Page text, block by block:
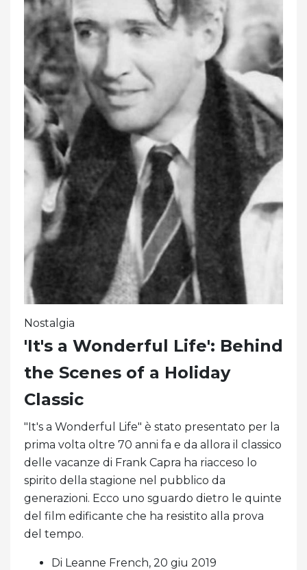
Nostalgia
'It's a Wonderful Life': Behind
the Scenes of a Holiday
Classic
"It's a Wonderful Life" è stato presentato per la
prima volta oltre 70 anni fa e da allora il classico
delle vacanze di Frank Capra ha riacceso lo
spirito della stagione nel pubblico da
generazioni. Ecco uno sguardo dietro le quinte
del film edificante che ha resistito alla prova
del tempo.
Di Leanne French, 20 giu 2019